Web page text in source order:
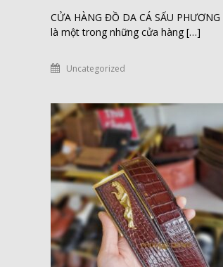
CỬA HÀNG ĐỒ DA CÁ SẤU
là một trong những cửa hàng […]
Uncategorized